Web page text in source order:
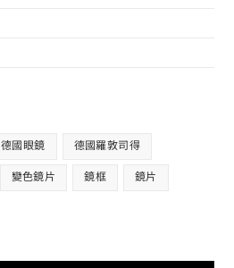
德國眼鏡 德國羅敦司得
變色鏡片 鏡框 鏡片